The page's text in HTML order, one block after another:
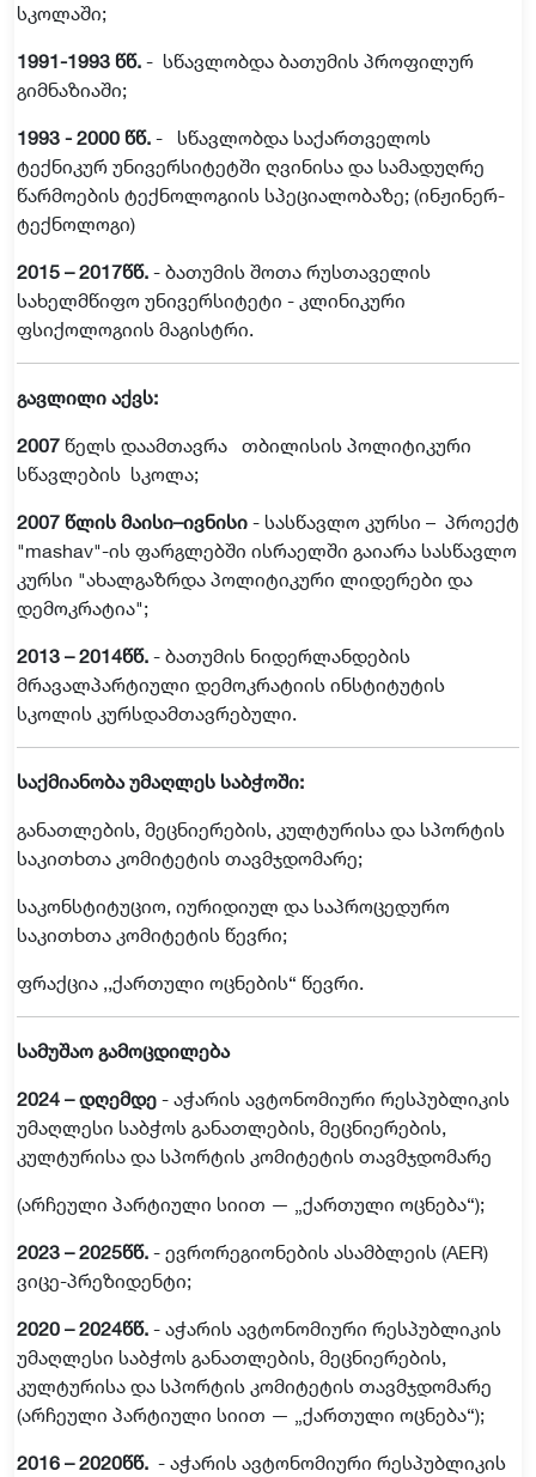
სკოლაში;
1991-1993 წწ. - სწავლობდა ბათუმის პროფილურ
გიმნაზიაში;
1993 - 2000 წწ. - სწავლობდა საქართველოს
ტექნიკურ უნივერსიტეტში ღვინისა და სამადუღრე
წარმოების ტექნოლოგიის სპეციალობაზე; (ინჟინერ-
ტექნოლოგი)
2015 – 2017წწ. - ბათუმის შოთა რუსთაველის
სახელმწიფო უნივერსიტეტი - კლინიკური
ფსიქოლოგიის მაგისტრი.
გავლილი აქვს:
2007 წელს დაამთავრა თბილისის პოლიტიკური
სწავლების სკოლა;
2007 წლის მაისი–ივნისი - სასწავლო კურსი – პროექტ
"mashav"-ის ფარგლებში ისრაელში გაიარა სასწავლო
კურსი "ახალგაზრდა პოლიტიკური ლიდერები და
დემოკრატია";
2013 – 2014წწ. - ბათუმის ნიდერლანდების
მრავალპარტიული დემოკრატიის ინსტიტუტის
სკოლის კურსდამთავრებული.
საქმიანობა უმაღლეს საბჭოში:
განათლების, მეცნიერების, კულტურისა და სპორტის
საკითხთა კომიტეტის თავმჯდომარე;
საკონსტიტუციო, იურიდიულ და საპროცედურო
საკითხთა კომიტეტის წევრი;
ფრაქცია ,,ქართული ოცნების“ წევრი.
სამუშაო გამოცდილება
2024 –დღემდე - აჭარის ავტონომიური რესპუბლიკის
უმაღლესი საბჭოს განათლების, მეცნიერების,
კულტურისა და სპორტის კომიტეტის თავმჯდომარე
(არჩეული პარტიული სიით — „ქართული ოცნება“);
2023 – 2025წწ. - ევრორეგიონების ასამბლეის (AER)
ვიცე-პრეზიდენტი;
2020 – 2024წწ. - აჭარის ავტონომიური რესპუბლიკის
უმაღლესი საბჭოს განათლების, მეცნიერების,
კულტურისა და სპორტის კომიტეტის თავმჯდომარე
(არჩეული პარტიული სიით — „ქართული ოცნება“);
2016 – 2020წწ. - აჭარის ავტონომიური რესპუბლიკის